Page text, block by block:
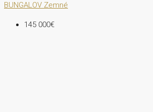
BUNGALOV Zemné
145 000€